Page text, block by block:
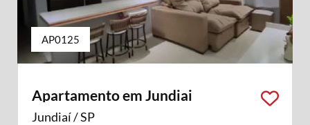
AP0125
Apartamento em Jundiai
Jundiaí / SP